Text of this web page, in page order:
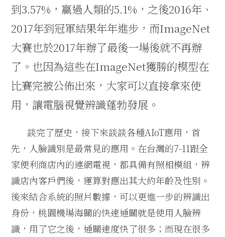
到3.57% ，贏過人類的5.1% ，之後2016年、
2017年到冠軍結果年年進步，而ImageNet
大賽也於2017年辦了最後一場後就不再辦
了。也因為這些在ImageNet獲勝的模型在
比賽完被公佈出來，大家可以直接拿來使
用，讓電腦視覺辨識蓬勃發展。
談完了歷史，接下來談談各種AIoT應用，首
先，人臉識別是最常見的應用。在台灣的7-11跟全
家便利商店內的連網電視，都具備有照相模組，辨
識店內客戶們後，運算對應出其大約年齡及性別。
後來結合系統的照片數據，可以更進一步的辨識出
身份，桃園機場海關的快速通關就是使用人臉辨
識，用了它之後，通關速度快了很多；而現在很多